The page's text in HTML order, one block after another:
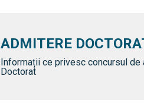
ADMITERE
Informații ce privesc concursul de
Doctorat